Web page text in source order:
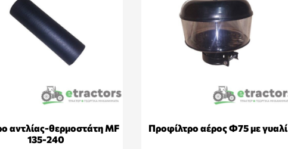
αντλίας-θερμοστάτη MF
135-240
Προφίλτρο αέρος Φ75 με γυαλί